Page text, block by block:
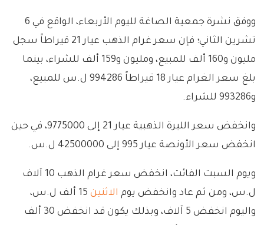
ووفق نشرة جمعية الصاغة لليوم الأربعاء، الواقع في 6
تشرين الثاني؛ فإن سعر غرام الذهب عيار 21 قيراطاً سجل
مليون و160 ألف للمبيع، ومليون و159 ألف للشراء، بينما
بلغ سعر الغرام عيار 18 قيراطاً 994286 ل.س للمبيع،
و993286 للشراء.
وانخفض سعر الليرة الذهبية عيار 21 إلى 9775000، في حين
انخفض سعر الأونصة عيار 995 إلى 42500000 ل.س.
ويوم السبت الفائت، انخفض سعر غرام الذهب 10 آلاف
ل.س، ومن ثم عاد وانخفض يوم الاثنين
15 ألف ل.س،
واليوم انخفض 5 آلاف، وبذلك يكون قد انخفض 30 ألف